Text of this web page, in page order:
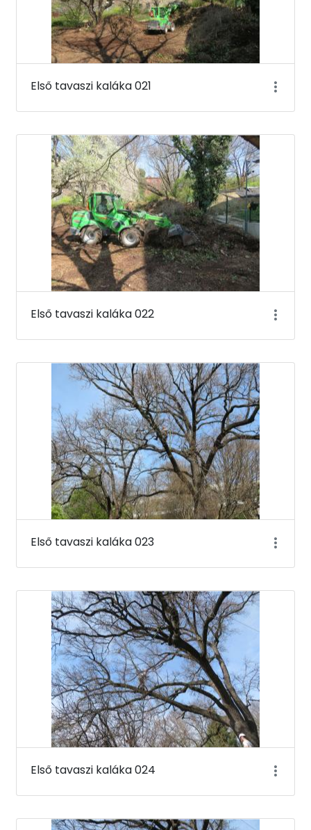
Első tavaszi kaláka 021
Első tavaszi kaláka 022
Első tavaszi kaláka 023
Első tavaszi kaláka 024